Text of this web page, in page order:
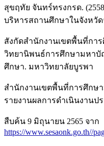
สุขฤทัย จันทร์ทรงกรด.
บริหารสถานศึกษาในจังหวั
สังกัดสำนักงานเขตพื้นที่กา
วิทยานิพนธ์การศึกษามหา
ศึกษา. มหาวิทยาลัยบูรพา
สำนักงานเขตพื้นที่การศึกษ
รายงานผลการดำเนินงานป
สืบค้น 9 มิถุนายน 2565 จาก
https://www.sesaonk.go.th//